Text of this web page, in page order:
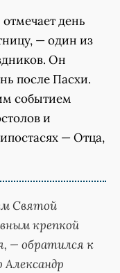
день
— один из
Он
после Пасхи.
событием
и
— Отца,
Святой
крепкой
— обратился к